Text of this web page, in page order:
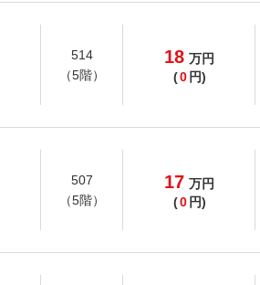
514
（5階）
18 万円
(0 円)
507
（5階）
17 万円
(0 円)